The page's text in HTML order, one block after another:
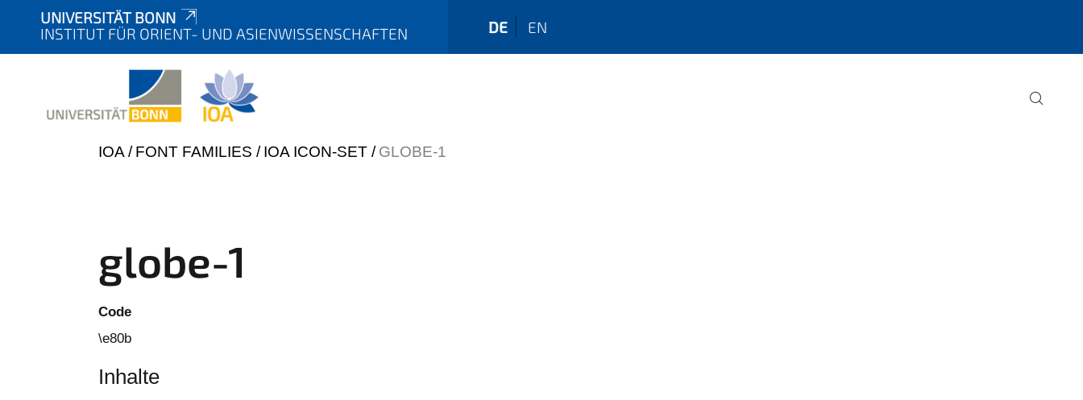
UNIVERSITÄT BONN
INSTITUT FÜR ORIENT- UND ASIENWISSENSCHAFTEN
DE EN
Y
e
h
e
e
:
IOA FONT FAMILIES IOA ICON-SET GLOBE-1
globe-1
Code
\e80b
Inhalte